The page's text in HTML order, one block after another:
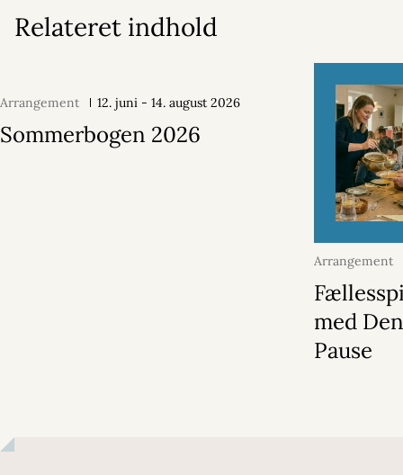
Relateret indhold
Arrangement 12. juni - 14. august 2026
Sommerbogen 2026
Arrangement
2026
med
Pause